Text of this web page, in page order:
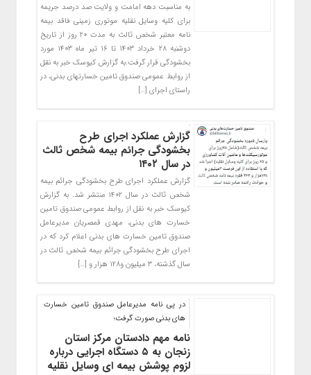
به مناسبت دهه امامت و ولایت صد درصد جریمه
برای کلیه وسایل نقلیه موتوری زمینی فاقد بیمه
نامه معتبر شخص ثالث به مدت ۲۰ روز از تاریخ
دوشنبه ۲۸ خرداد ۱۴۰۳ تا ۱۶ تیر ماه ۱۴۰۳ مورد
بخشودگی قرار گرفت.به گزارش کیوسک خبر به نقل
از روابط عمومی صندوق تامین خسارتهای بدنی، در
راستای اجرای […]
گزارش عملکرد اجرای طرح
بخشودگی جرائم بیمه شخص ثالث
در سال ۱۴۰۲
گزارش عملکرد اجرای طرح بخشودگی جرائم بیمه
شخص ثالث در سال ۱۴۰۲ منتشر شد. به گزارش
کیوسک خبر به نقل از روابط عمومی صندوق تامین
خسارت های بدنی، مهدی قمصریان مدیرعامل
صندوق تامین خسارت های بدنی اعلام کرد که در
اجرای طرح بخشودگی جرائم بیمه شخص ثالث در
سال گذشته، ۳ میلیون و۱۲۸ هزار و […]
در پی نامه مدیرعامل صندوق تامین خسارت
های بدنی صورت گرفت؛
نامه مهم دادستان مرکز استان
زنجان به ۵ دستگاه اجرایی درباره
لزوم پوشش بیمه ای وسایل نقلیه